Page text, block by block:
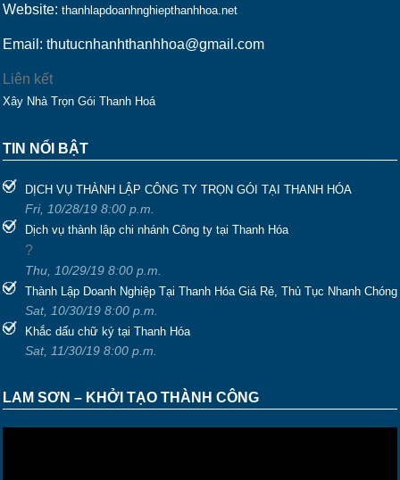
Website: thanhlapdoanhnghiepthanhhoa.net
Email: thutucnhanhthanhhoa@gmail.com
Liên kết
Xây Nhà Trọn Gói Thanh Hoá
TIN NỔI BẬT
DỊCH VỤ THÀNH LẬP CÔNG TY TRỌN GÓI TẠI THANH HÓA
Fri, 10/28/19 8:00 p.m.
Dịch vụ thành lập chi nhánh Công ty tại Thanh Hóa
?
Thu, 10/29/19 8:00 p.m.
Thành Lập Doanh Nghiệp Tại Thanh Hóa Giá Rẻ, Thủ Tục Nhanh Chóng
Sat, 10/30/19 8:00 p.m.
Khắc dấu chữ ký tại Thanh Hóa
Sat, 11/30/19 8:00 p.m.
LAM SƠN – KHỞI TẠO THÀNH CÔNG